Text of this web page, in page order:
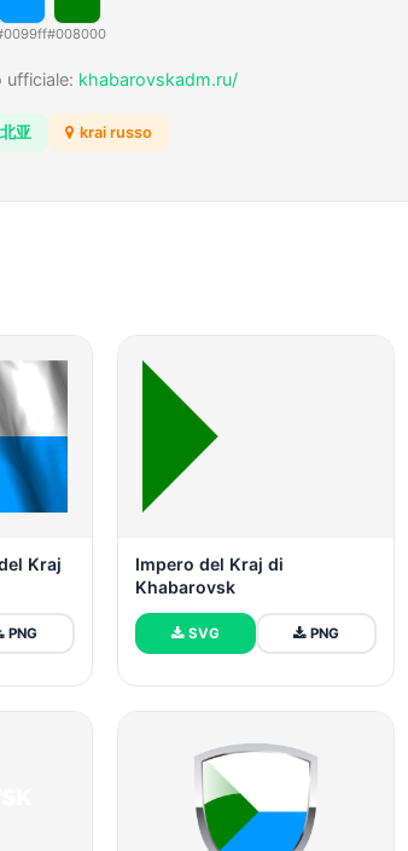
#008000
ufficiale: khabarovskadm.ru/
亚 krai russo
Kraj
PNG
Impero del Kraj di
Khabarovsk
SVG PNG